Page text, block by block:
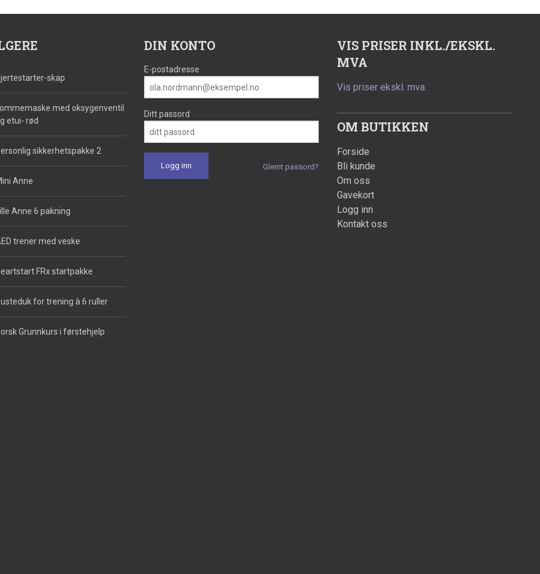
skap
med oksygenventil
etui- rød
sikkerhetspakke 2
Anne
Anne 6 pakning
trener med veske
FRx startpakke
for trening à 6 ruller
Grunnkurs i førstehjelp
DIN KONTO
E-postadresse
Ditt passord
Glemt passord?
VIS PRISER INKL./EKSKL.
MVA
Vis priser ekskl. mva.
OM BUTIKKEN
Forside
Bli kunde
Om oss
Gavekort
Logg inn
Kontakt oss